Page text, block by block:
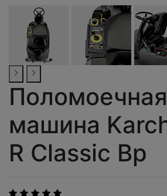
Поломоечная
машина
R Classic Bp